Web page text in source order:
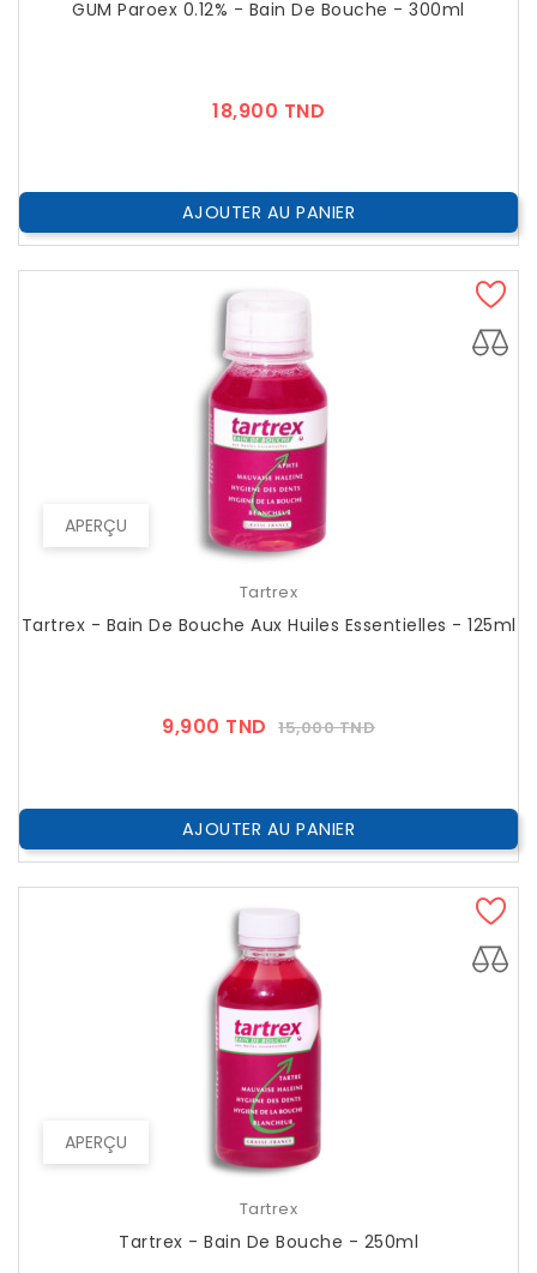
GUM Paroex 0.12% - Bain De Bouche - 300ml
18,900 TND
AJOUTER AU PANIER
APERÇU
Tartrex
Tartrex - Bain De Bouche Aux Huiles Essentielles - 125ml
9,900 TND Prix
15,000 TNDPrix
AJOUTER AU PANIER
APERÇU
Tartrex
Tartrex - Bain De Bouche - 250ml